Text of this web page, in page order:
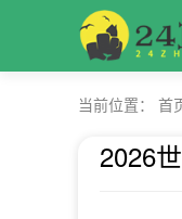
当前位置： 首
2026